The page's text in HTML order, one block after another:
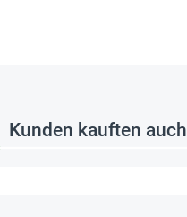
Kunden kauften auch